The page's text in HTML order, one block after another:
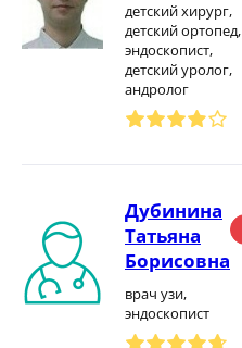
детский хирург,
детский ортопед,
эндоскопист,
детский уролог,
андролог
Дубинина
Татьяна
Борисовна
врач узи,
эндоскопист